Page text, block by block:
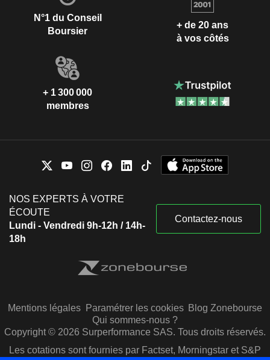
N°1 du Conseil
Boursier
+ de 20 ans
à vos côtés
+ 1 300 000
membres
NOS EXPERTS À VOTRE
ÉCOUTE
Lundi - Vendredi 9h-12h / 14h-
18h
Contactez-nous
Mentions légales Paramétrer les cookies Blog Zonebourse
Qui sommes-nous ?
Copyright © 2026 Surperformance SAS. Tous droits réservés.
Les cotations sont fournies par Factset, Morningstar et S&P